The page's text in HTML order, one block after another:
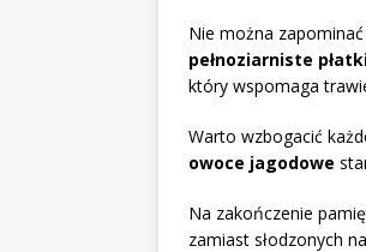
Nie można
pełnoziarniste
który wspomaga
Warto wzbogacić
owoce jagodowe
Na zakończenie
zamiast słodzonych